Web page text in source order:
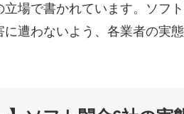
場で書かれています。ソフ
に遭わないよう、各業者の実